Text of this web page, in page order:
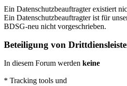
Ein Datenschutzbeauftragter existiert
Ein Datenschutzbeauftragter ist für
BDSG-neu nicht vorgeschrieben.
Beteiligung von
In diesem Forum werden keine
* Tracking tools und